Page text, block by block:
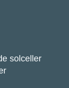
solceller